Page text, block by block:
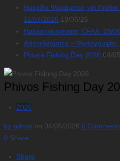
Ημερίδα Ψαρέματος για
11/07/2026 18/06/26
Ημέρα οικογένειας CFAA -28/
Αποτελέσματα –
Phivos Fishing Day 2026 04/
Phivos Fishing Day
2026
by admin on 04/05/2026 0
0 Share
Share